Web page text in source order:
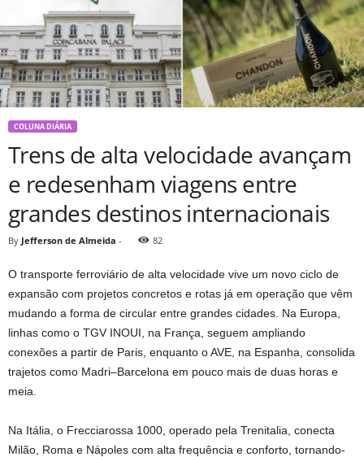
COLUNA DIÁRIA
Trens de alta velocidade avançam
e redesenham viagens entre
grandes destinos internacionais
By Jefferson de Almeida - 82
O transporte ferroviário de alta velocidade vive um novo ciclo de
expansão com projetos concretos e rotas já em operação que vêm
mudando a forma de circular entre grandes cidades. Na Europa,
linhas como o TGV INOUI, na França, seguem ampliando
conexões a partir de Paris, enquanto o AVE, na Espanha, consolida
trajetos como Madri–Barcelona em pouco mais de duas horas e
meia.
Na Itália, o Frecciarossa 1000, operado pela Trenitalia, conecta
Milão, Roma e Nápoles com alta frequência e conforto, tornando-